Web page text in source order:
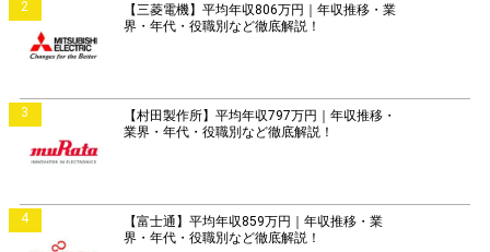
2
【三菱電機】平均年収806万円｜年収推移・業
界・年代・役職別など徹底解説！
3
【村田製作所】平均年収797万円｜年収推移・
業界・年代・役職別など徹底解説！
4
【富士通】平均年収859万円｜年収推移・業
界・年代・役職別など徹底解説！